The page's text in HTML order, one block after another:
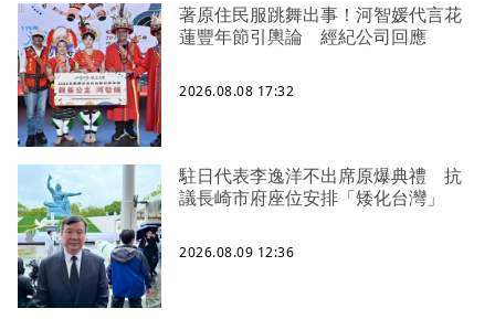
著原住民服跳舞出事！河智媛代言花
蓮豐年節引輿論 經紀公司回應
2026.08.08 17:32
駐日代表李逸洋不出席原爆典禮 抗
議長崎市府座位安排「矮化台灣」
2026.08.09 12:36